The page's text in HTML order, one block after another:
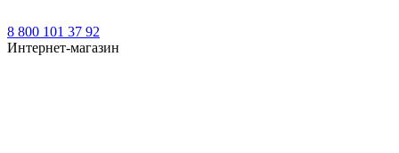
8 800 101 37 92
Интернет-магазин